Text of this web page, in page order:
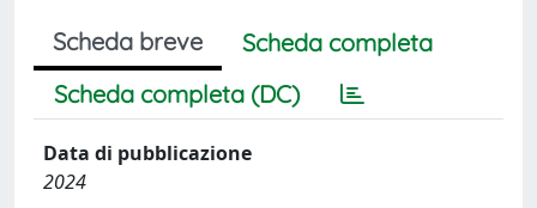
Scheda breve
Scheda completa
Scheda completa (DC)
Data di pubblicazione
2024